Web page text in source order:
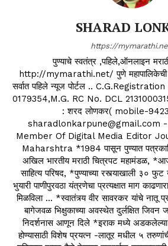
SHARAD
https://
पुण्याचे स्वतंत्र ,पहिले,ऑनलाइन
http://mymarathi.net/ पुणे महापालिकेची
सर्वात पहिले न्यूज पोर्टल ..
0179354,M.G. RC No. DCL
: शरद लोणकर( mobile-
sharadlonkarpune@gmail.com
Member Of Digital Media Editor
Maharshtra *1984 पासून पुण्यात
अखिल भारतीय मराठी चित्रपट महामंडळ,
साहित्य परिषद, *पुण्याच्या रस्त्याखाली ३०
भुयारी पाणीपुरवठा यंत्रणेचा प्रत्यक्षात माग
मिळविला ... *स्वातंत्र्य वीर सावरकर यांचे
बागेजवळ भिक्षुकाच्या अवस्थेत दुर्लक्षित
निदर्शनास आणून दिले *इराक मध्ये अडकलेल्या
होण्यासाठी विशेष प्रयत्न -लातूर मधील ५